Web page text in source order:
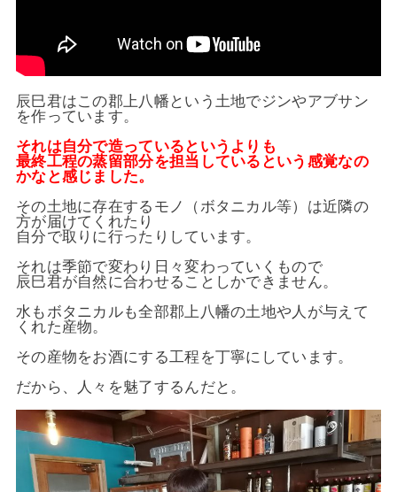
辰巳君はこの郡上八幡という土地でジンやアブサン
を作っています。
それは自分で造っているというよりも
最終工程の蒸留部分を担当しているという感覚なの
かなと感じました。
その土地に存在するモノ（ボタニカル等）は近隣の
方が届けてくれたり
自分で取りに行ったりしています。
それは季節で変わり日々変わっていくもので
辰巳君が自然に合わせることしかできません。
水もボタニカルも全部郡上八幡の土地や人が与えて
くれた産物。
その産物をお酒にする工程を丁寧にしています。
だから、人々を魅了するんだと。